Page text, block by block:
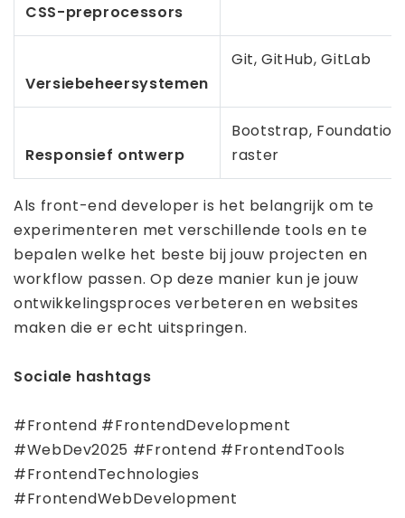
CSS-preprocessors
Versiebeheersystemen
Git, GitHub, GitLab
Responsief ontwerp
Bootstrap,
raster
Als front-end developer is het belangrijk om te
experimenteren met verschillende tools en te
bepalen welke het beste bij jouw projecten en
workflow passen. Op deze manier kun je jouw
ontwikkelingsproces verbeteren en websites
maken die er echt uitspringen.
Sociale hashtags
#Frontend #FrontendDevelopment
#WebDev2025 #Frontend #FrontendTools
#FrontendTechnologies
#FrontendWebDevelopment